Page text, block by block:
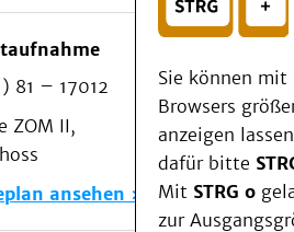
oder
Wählen Sie ein Thema für Ihren
81 – 17012
ZOM II,
ansehen
Sie können mit
Browsers
anzeigen
dafür bitte
Mit STRG o
zur
Patienten & Besucher
Kliniken/Institute/
Als Patient am UKD
Beratung und
Veranstaltungen
Kommunikation im
Notfall
Forschung & Lehre